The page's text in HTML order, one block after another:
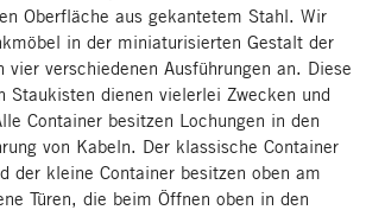
Oberfläche aus gekantetem Stahl. Wir
in der miniaturisierten Gestalt der
vier verschiedenen Ausführungen an. Diese
Staukisten dienen vielerlei Zwecken und
Container besitzen Lochungen in den
von Kabeln. Der klassische Container
der kleine Container besitzen oben am
Türen, die beim Öffnen oben in den